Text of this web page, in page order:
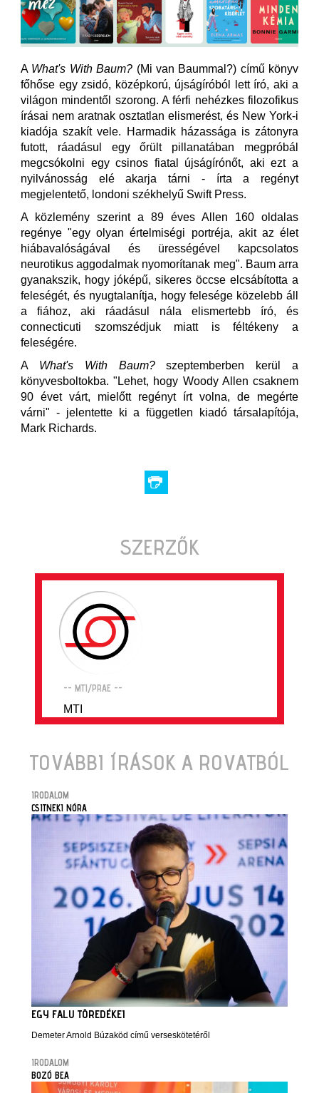
A What's With Baum? (Mi van Baummal?) című könyv
főhőse egy zsidó, középkorú, újságíróból lett író, aki a
világon mindentől szorong. A férfi nehézkes filozofikus
írásai nem aratnak osztatlan elismerést, és New York-i
kiadója szakít vele. Harmadik házassága is zátonyra
futott, ráadásul egy őrült pillanatában megpróbál
megcsókolni egy csinos fiatal újságírónőt, aki ezt a
nyilvánosság elé akarja tárni - írta a regényt
megjelentető, londoni székhelyű Swift Press.
A közlemény szerint a 89 éves Allen 160 oldalas
regénye "egy olyan értelmiségi portréja, akit az élet
hiábavalóságával és ürességével kapcsolatos
neurotikus aggodalmak nyomorítanak meg". Baum arra
gyanakszik, hogy jóképű, sikeres öccse elcsábította a
feleségét, és nyugtalanítja, hogy felesége közelebb áll
a fiához, aki ráadásul nála elismertebb író, és
connecticuti szomszédjuk miatt is féltékeny a
feleségére.
A What's With Baum?szeptemberben kerül a
könyvesboltokba. "Lehet, hogy Woody Allen csaknem
90 évet várt, mielőtt regényt írt volna, de megérte
várni" - jelentette ki a független kiadó társalapítója,
Mark Richards.
SZERZŐK
-- MTI/PRAE --
MTI
TOVÁBBI ÍRÁSOK A ROVATBÓL
IRODALOM
CSITNEKI NÓRA
EGY FALU TÖREDÉKEI
Demeter Arnold Búzaköd című verseskötetéről
IRODALOM
BOZÓ BEA